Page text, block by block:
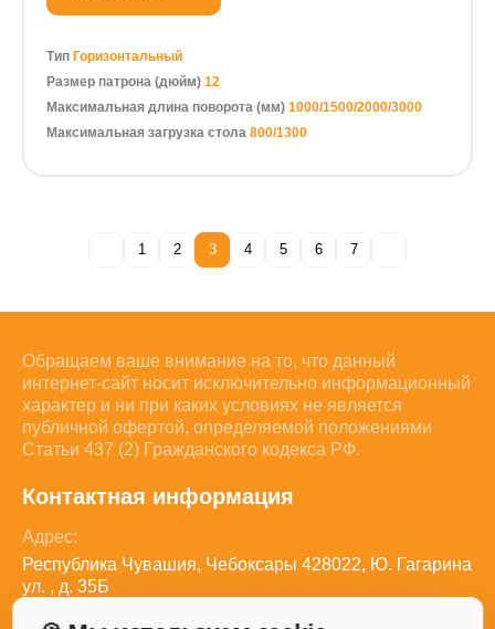
Тип Горизонтальный
Размер патрона (дюйм) 12
Максимальная длина поворота (мм) 1000/1500/2000/3000
Максимальная загрузка стола 800/1300
1 2 3 4 5 6 7
Обращаем ваше внимание на то, что данный
интернет-сайт носит исключительно информационный
характер и ни при каких условиях не является
публичной офертой, определяемой положениями
Статьи 437 (2) Гражданского кодекса РФ.
Контактная информация
Адрес:
Республика Чувашия, Чебоксары 428022, Ю. Гагарина
ул. , д. 35Б